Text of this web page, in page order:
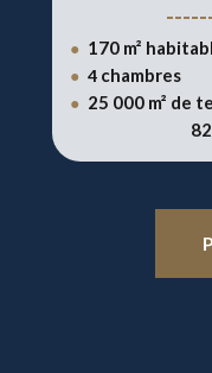
● 170 m²
● 4 chambres
● 25 000 m² de